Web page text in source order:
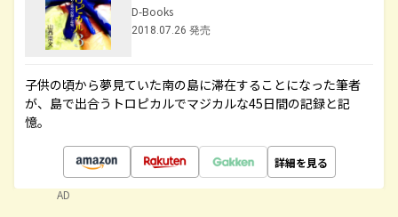
D-Books
2018.07.26 発売
子供の頃から夢見ていた南の島に滞在することになった筆者
が、島で出合うトロピカルでマジカルな45日間の記録と記
憶。
詳細を見る
AD